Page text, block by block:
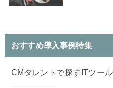
おすすめ導入事例特集
CMタレントで探すITツール